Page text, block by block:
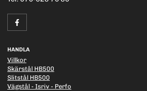
HANDLA
Villkor
Skärstål HB500
Slitstål HB500
Vägstål - Isriv - Perfo